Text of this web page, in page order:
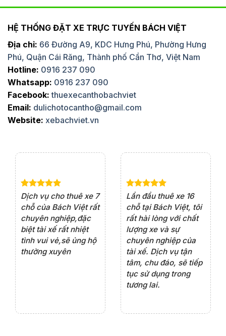
HỆ THỐNG ĐẶT XE TRỰC TUYẾN BÁCH VIỆT
Địa chỉ: 66 Đường A9, KDC Hưng Phú, Phường Hưng
Phú, Quận Cái Răng, Thành phố Cần Thơ, Việt Nam
Hotline: 0916 237 090
Whatsapp: 0916 237 090
Facebook: thuexecanthobachviet
Email: dulichotocantho@gmail.com
Website: xebachviet.vn
Dịch vụ cho thuê xe 7
chỗ của Bách Việt rất
chuyên nghiệp,đặc
biệt tài xế rất nhiệt
tình vui vẻ,sẽ ủng hộ
thường xuyên
Lần đầu thuê xe 16
chỗ tại Bách Việt, tôi
rất hài lòng với chất
lượng xe và sự
chuyên nghiệp của
tài xế. Dịch vụ tận
tâm, chu đáo, sẽ tiếp
tục sử dụng trong
tương lai.